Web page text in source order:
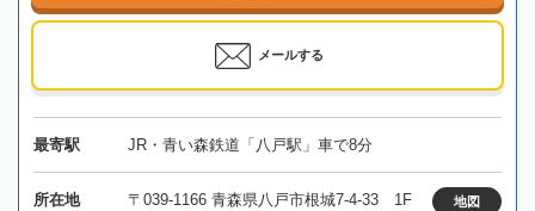
メールする
最寄駅 JR・青い森鉄道「八戸駅」車で8分
所在地 〒039-1166 青森県八戸市根城7-4-33 1F 地図